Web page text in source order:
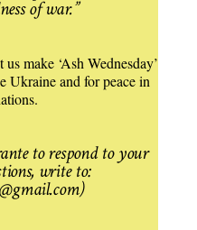
of war.”
make ‘Ash Wednesday’
Ukraine and for peace in
to respond to your
write to: